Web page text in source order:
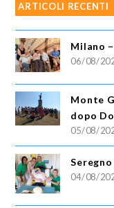
ARTICOLI RECENTI
Milano
06/08/
Monte
dopo
05/08/
04/08/